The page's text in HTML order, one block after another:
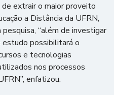
de extrair o maior proveito
a Distância da UFRN,
“além de investigar
estudo possibilitará o
e tecnologias
nos processos
enfatizou.